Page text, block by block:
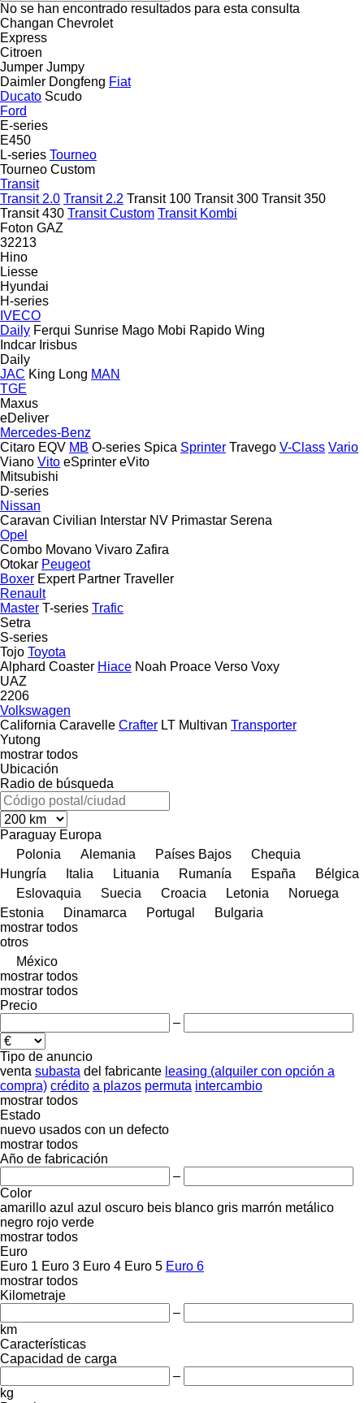
No se han encontrado resultados para esta consulta
Changan Chevrolet
Express
Citroen
Jumper Jumpy
Daimler Dongfeng Fiat
Ducato Scudo
Ford
E-series
E450
L-series Tourneo
Tourneo Custom
Transit
Transit 2.0 Transit 2.2 Transit 100 Transit 300 Transit 350
Transit 430 Transit Custom Transit Kombi
Foton GAZ
32213
Hino
Liesse
Hyundai
H-series
IVECO
Daily Ferqui Sunrise Mago Mobi Rapido Wing
Indcar Irisbus
Daily
JAC King Long MAN
TGE
Maxus
eDeliver
Mercedes-Benz
Citaro EQV MB O-series Spica Sprinter Travego V-Class Vario
Viano Vito eSprinter eVito
Mitsubishi
D-series
Nissan
Caravan Civilian Interstar NV Primastar Serena
Opel
Combo Movano Vivaro Zafira
Otokar Peugeot
Boxer Expert Partner Traveller
Renault
Master T-series Trafic
Setra
S-series
Tojo Toyota
Alphard Coaster Hiace Noah Proace Verso Voxy
UAZ
2206
Volkswagen
California Caravelle Crafter LT Multivan Transporter
Yutong
mostrar todos
Ubicación
Radio de búsqueda
Paraguay Europa
Polonia
Alemania Países Bajos
Chequia
Hungría
Italia Lituania Rumanía España
Bélgica
Eslovaquia
Suecia Croacia Letonia
Noruega
Estonia
Dinamarca Portugal
Bulgaria
mostrar todos
otros
México
mostrar todos
mostrar todos
Precio
–
Tipo de anuncio
venta subasta del fabricante leasing (alquiler con opción a
compra) crédito a plazos permuta intercambio
mostrar todos
Estado
nuevo usados con un defecto
mostrar todos
Año de fabricación
–
Color
amarillo azul azul oscuro beis blanco gris marrón metálico
negro rojo verde
mostrar todos
Euro
Euro 1 Euro 3 Euro 4 Euro 5 Euro 6
mostrar todos
Kilometraje
–
km
Características
Capacidad de carga
–
kg